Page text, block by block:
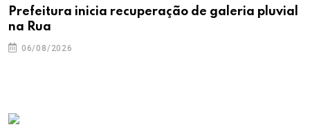
Prefeitura inicia recuperação de galeria pluvial
na Rua
06/08/2026